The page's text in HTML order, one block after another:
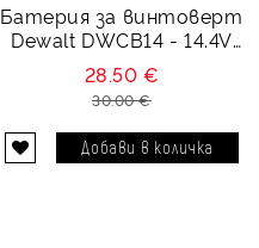
Батерия за винтоверт
Dewalt DWCB14 - 14.4V
1500 mAh
28.50 €
30.00 €